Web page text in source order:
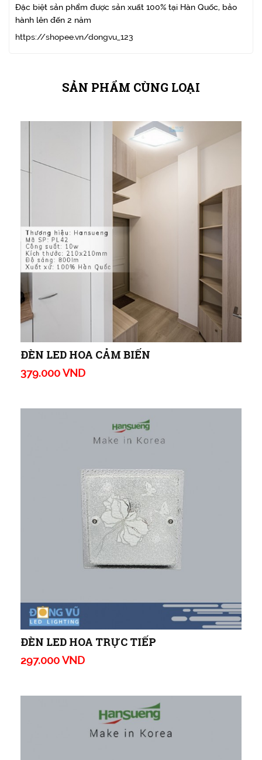
Đặc biệt sản phẩm được sản xuất 100% tại Hàn Quốc, bảo
hành lên đến 2 năm
https://shopee.vn/dongvu_123
SẢN PHẨM CÙNG LOẠI
ĐÈN LED HOA CẢM BIẾN
379.000 VND
ĐÈN LED HOA TRỰC TIẾP
297.000 VND